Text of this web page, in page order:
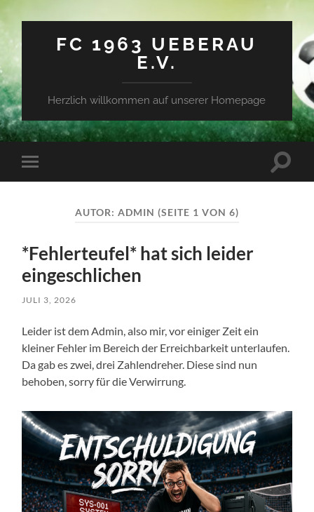
FC 1963 UEBERAU
E.V.
Herzlich willkommen auf unserer Homepage
Mobile-
Menü
AUTOR: ADMIN (SEITE 1 VON 6)
*Fehlerteufel* hat sich leider
eingeschlichen
JULI 3, 2026
Leider ist dem Admin, also mir, vor einiger Zeit ein
kleiner Fehler im Bereich der Erreichbarkeit unterlaufen.
Da gab es zwei, drei Zahlendreher. Diese sind nun
behoben, sorry für die Verwirrung.